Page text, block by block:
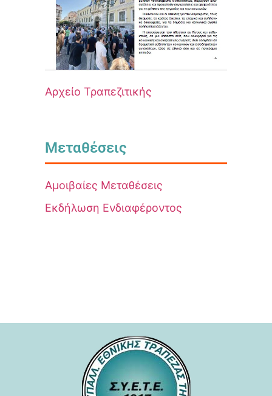
Αρχείο Τραπεζιτικής
Μεταθέσεις
Αμοιβαίες Μεταθέσεις
Εκδήλωση Ενδιαφέροντος